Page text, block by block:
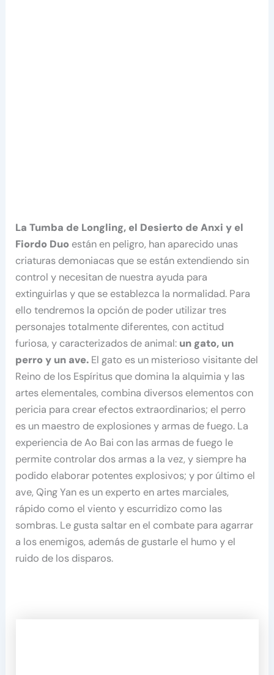
La Tumba de Longling, el Desierto de Anxi y el
Fiordo Duo están en peligro, han aparecido unas
criaturas demoniacas que se están extendiendo sin
control y necesitan de nuestra ayuda para
extinguirlas y que se establezca la normalidad. Para
ello tendremos la opción de poder utilizar tres
personajes totalmente diferentes, con actitud
furiosa, y caracterizados de animal: un gato, un
perro y un ave. El gato es un misterioso visitante del
Reino de los Espíritus que domina la alquimia y las
artes elementales, combina diversos elementos con
pericia para crear efectos extraordinarios; el perro
es un maestro de explosiones y armas de fuego. La
experiencia de Ao Bai con las armas de fuego le
permite controlar dos armas a la vez, y siempre ha
podido elaborar potentes explosivos; y por último el
ave, Qing Yan es un experto en artes marciales,
rápido como el viento y escurridizo como las
sombras. Le gusta saltar en el combate para agarrar
a los enemigos, además de gustarle el humo y el
ruido de los disparos.